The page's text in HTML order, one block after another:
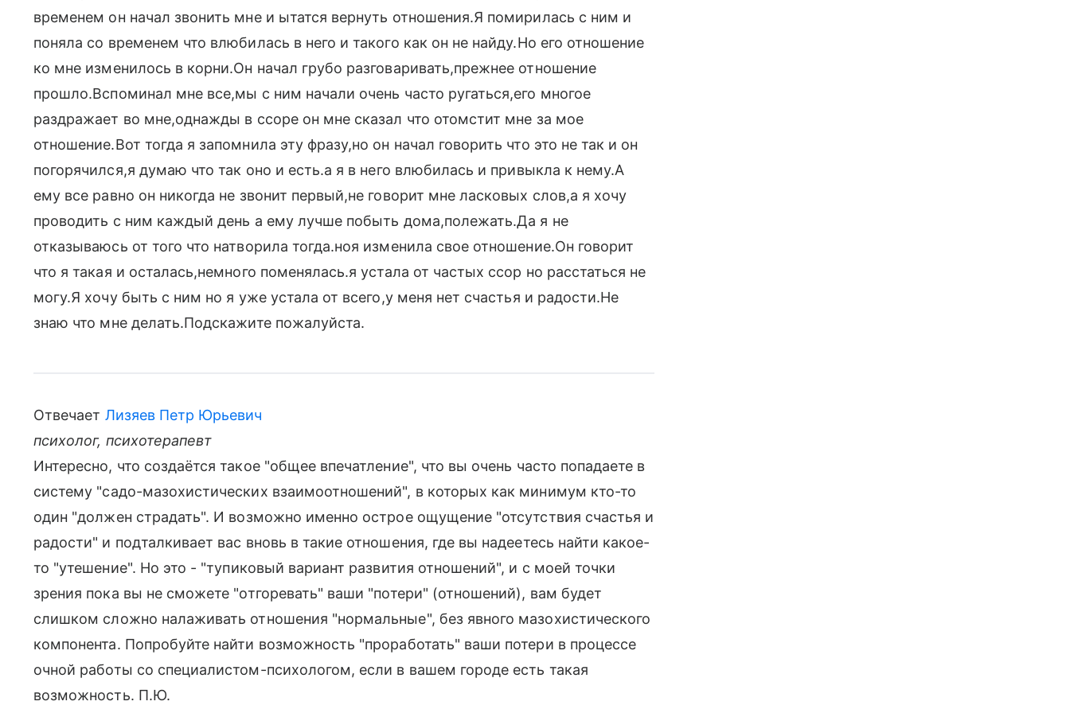
временем он начал звонить мне и ытатся вернуть отношения.Я помирилась с ним и
поняла со временем что влюбилась в него и такого как он не найду.Но его отношение
ко мне изменилось в корни.Он начал грубо разговаривать,прежнее отношение
прошло.Вспоминал мне все,мы с ним начали очень часто ругаться,его многое
раздражает во мне,однажды в ссоре он мне сказал что отомстит мне за мое
отношение.Вот тогда я запомнила эту фразу,но он начал говорить что это не так и он
погорячился,я думаю что так оно и есть.а я в него влюбилась и привыкла к нему.А
ему все равно он никогда не звонит первый,не говорит мне ласковых слов,а я хочу
проводить с ним каждый день а ему лучше побыть дома,полежать.Да я не
отказываюсь от того что натворила тогда.ноя изменила свое отношение.Он говорит
что я такая и осталась,немного поменялась.я устала от частых ссор но расстаться не
могу.Я хочу быть с ним но я уже устала от всего,у меня нет счастья и радости.Не
знаю что мне делать.Подскажите пожалуйста.
Отвечает Лизяев Петр Юрьевич
психолог, психотерапевт
Интересно, что создаётся такое "общее впечатление", что вы очень часто попадаете в
систему "садо-мазохистических взаимоотношений", в которых как минимум кто-то
один "должен страдать". И возможно именно острое ощущение "отсутствия счастья и
радости" и подталкивает вас вновь в такие отношения, где вы надеетесь найти какое-
то "утешение". Но это - "тупиковый вариант развития отношений", и с моей точки
зрения пока вы не сможете "отгоревать" ваши "потери" (отношений), вам будет
слишком сложно налаживать отношения "нормальные", без явного мазохистического
компонента. Попробуйте найти возможность "проработать" ваши потери в процессе
очной работы со специалистом-психологом, если в вашем городе есть такая
возможность. П.Ю.